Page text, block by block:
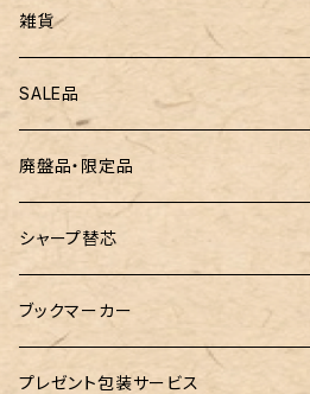
三菱鉛筆
ZEBRA（ゼブラ）
ROMEO（ロメオ）
こぶた工房
島田小割製材所
Ystudio（ワイスタジオ）
専用リフィル
雑貨
黒板
跳び箱小物入れ
バランスゲーム（3種の木のおもちゃ）
どんぐりころころ（木のおもちゃ）
ラジオメーター
SALE品
廃盤品・限定品
シャープ替芯
ぺんてる
廃盤品 Ain シュタイン 0.3
ブックマーカー
ペーパーペン by if
プレゼント包装サービス